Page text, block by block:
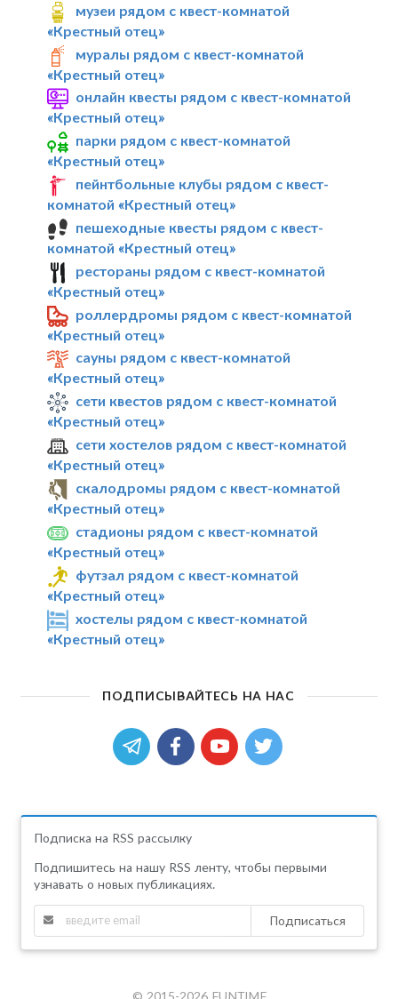
музеи рядом с квест-комнатой
«Крестный отец»
муралы рядом с квест-комнатой
«Крестный отец»
онлайн квесты рядом с квест-комнатой
«Крестный отец»
парки рядом с квест-комнатой
«Крестный отец»
пейнтбольные клубы рядом с квест-
комнатой «Крестный отец»
пешеходные квесты рядом с квест-
комнатой «Крестный отец»
рестораны рядом с квест-комнатой
«Крестный отец»
роллердромы рядом с квест-комнатой
«Крестный отец»
сауны рядом с квест-комнатой
«Крестный отец»
сети квестов рядом с квест-комнатой
«Крестный отец»
сети хостелов рядом с квест-комнатой
«Крестный отец»
скалодромы рядом с квест-комнатой
«Крестный отец»
стадионы рядом с квест-комнатой
«Крестный отец»
футзал рядом с квест-комнатой
«Крестный отец»
хостелы рядом с квест-комнатой
«Крестный отец»
ПОДПИСЫВАЙТЕСЬ НА НАС
Подписка на RSS рассылку
Подпишитесь на нашу RSS ленту, чтобы первыми
узнавать о новых публикациях.
Подписаться
© 2015-2026 FUNTIME